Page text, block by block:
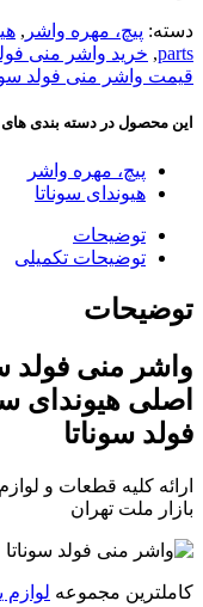
دسته: پیچ، مهره واشر ,
parts
, خرید واشر منی
قیمت واشر منی فولد
این محصول در دسته بندی های
پیچ، مهره واشر
هیوندای سوناتا
توضیحات
توضیحات تکمیلی
توضیحات
واشر منی فولد
اصلی هیوندای
فولد سوناتا
بازار ملت تهران
کاملترین مجموعه